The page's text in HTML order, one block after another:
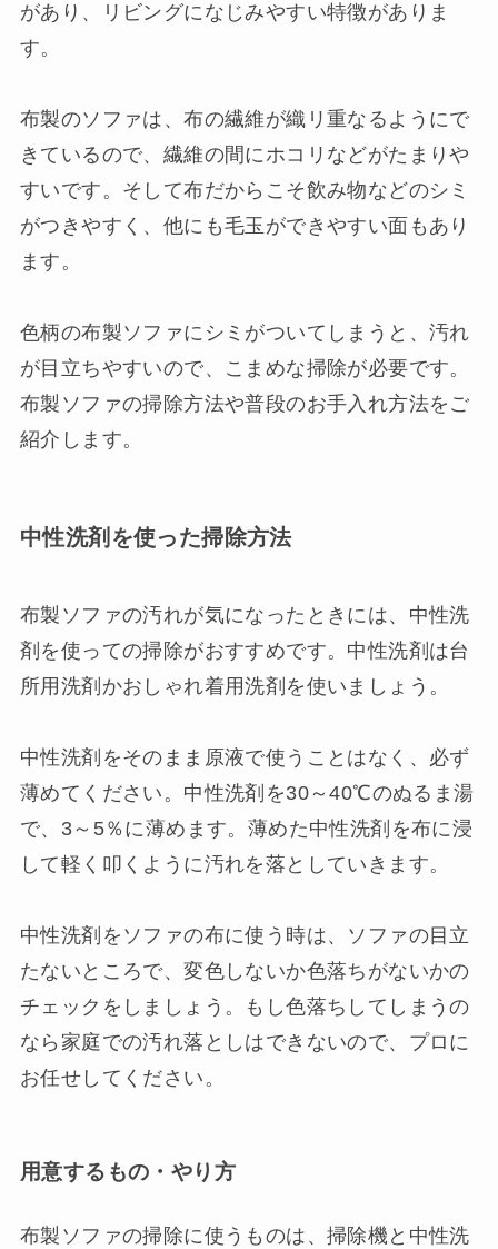
があり、リビングになじみやすい特徴がありま
す。
布製のソファは、布の繊維が織リ重なるようにで
きているので、繊維の間にホコリなどがたまりや
すいです。そして布だからこそ飲み物などのシミ
がつきやすく、他にも毛玉ができやすい面もあり
ます。
色柄の布製ソファにシミがついてしまうと、汚れ
が目立ちやすいので、こまめな掃除が必要です。
布製ソファの掃除方法や普段のお手入れ方法をご
紹介します。
中性洗剤を使った掃除方法
布製ソファの汚れが気になったときには、中性洗
剤を使っての掃除がおすすめです。中性洗剤は台
所用洗剤かおしゃれ着用洗剤を使いましょう。
中性洗剤をそのまま原液で使うことはなく、必ず
薄めてください。中性洗剤を30～40℃のぬるま湯
で、3～5％に薄めます。薄めた中性洗剤を布に浸
して軽く叩くように汚れを落としていきます。
中性洗剤をソファの布に使う時は、ソファの目立
たないところで、変色しないか色落ちがないかの
チェックをしましょう。もし色落ちしてしまうの
なら家庭での汚れ落としはできないので、プロに
お任せしてください。
用意するもの・やり方
布製ソファの掃除に使うものは、掃除機と中性洗